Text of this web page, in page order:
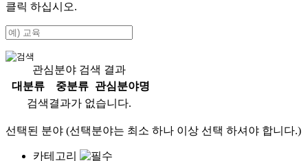
클릭 하십시오.
관심분야 검색 결과
대분류
중분류
관심분야명
검색결과가 없습니다.
선택된 분야 (선택분야는 최소 하나 이상 선택 하셔야 합니다.)
카테고리